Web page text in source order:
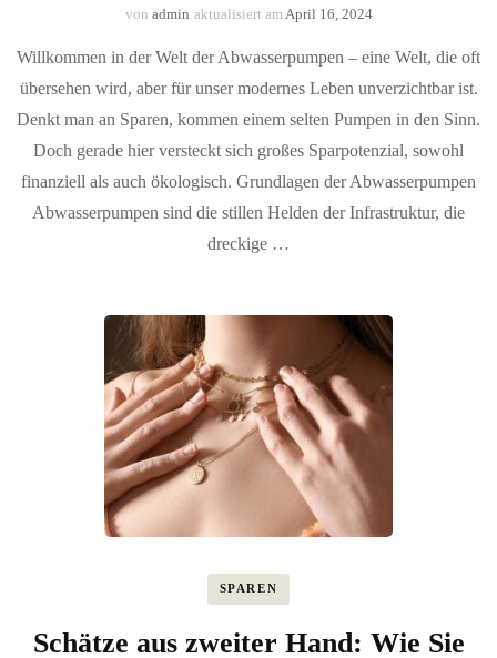
von admin aktualisiert amApril 16, 2024
Willkommen in der Welt der Abwasserpumpen – eine Welt, die oft
übersehen wird, aber für unser modernes Leben unverzichtbar ist.
Denkt man an Sparen, kommen einem selten Pumpen in den Sinn.
Doch gerade hier versteckt sich großes Sparpotenzial, sowohl
finanziell als auch ökologisch. Grundlagen der Abwasserpumpen
Abwasserpumpen sind die stillen Helden der Infrastruktur, die
dreckige …
SPAREN
Schätze aus zweiter Hand: Wie Sie